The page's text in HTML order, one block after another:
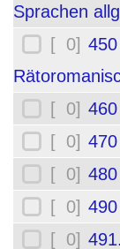
Sprachen
[ 0]
[ 0]
[ 0]
[ 0]
[ 0]
[ 0]